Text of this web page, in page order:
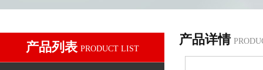
产品详情
产品列表 PRODUCT LIST